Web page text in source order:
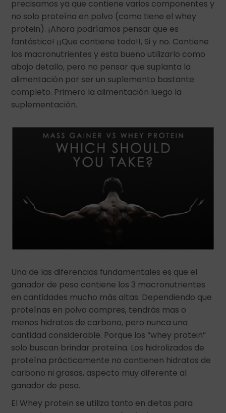
precisamos ya que contiene varios componentes y
no solo proteína en polvo (como tiene el whey
protein). ¡Ahora podríamos pensar que es
fantástico! ¡¡Que contiene todo!!, Si y no. Contiene
los macronutrientes y esta bueno utilizarlo como
abajo detallo, pero no pensar que suplanta la
alimentación por ser un suplemento bastante
completo. Primero la alimentación luego la
suplementación.
Una de las diferencias fundamentales es que el
ganador de peso contiene los 3 macronutrientes
en cantidades mucho más altas. Dependiendo que
proteínas en polvo compres, tendrás mas o
menos hidratos de carbono, pero nunca una
cantidad considerable. Porque los “whey protein”
solo buscan brindar proteína. Los hidrolizados de
proteína prácticamente no contienen hidratos de
carbono ni grasas, aspecto muy diferente al
ganador de peso.
El Whey protein se utiliza tanto en dietas para